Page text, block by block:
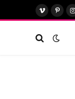
الانستغرامبينتيريست
فيميو